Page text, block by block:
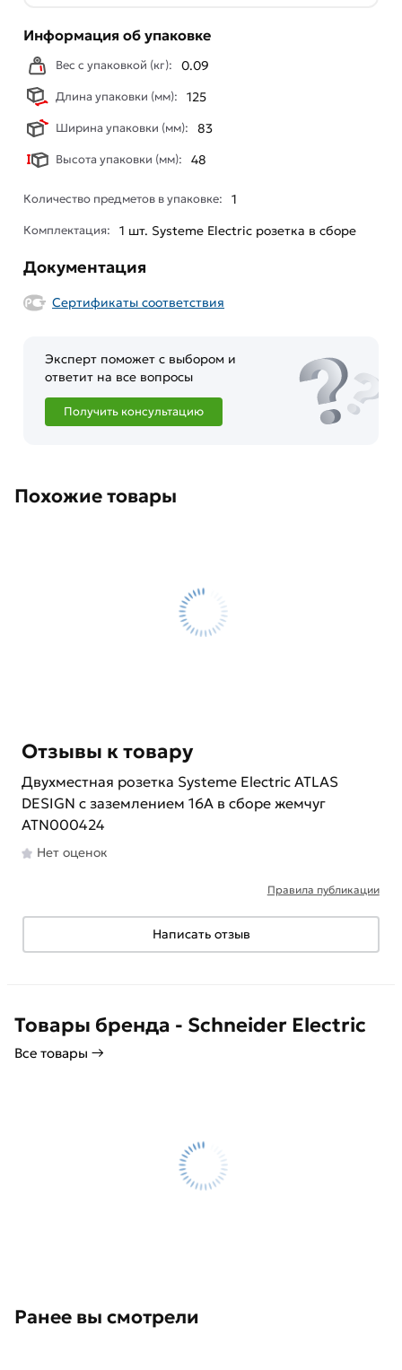
Информация об упаковке
Вес с упаковкой (кг): 0.09
Длина упаковки (мм): 125
Ширина упаковки (мм): 83
Высота упаковки (мм): 48
Количество предметов в упаковке: 1
Комплектация: 1 шт. Systeme Electric розетка в сборе
Документация
Сертификаты соответствия
Эксперт поможет с выбором и
ответит на все вопросы
Получить консультацию
Похожие товары
Отзывы к товару
Двухместная розетка Systeme Electric ATLAS
DESIGN с заземлением 16А в сборе жемчуг
ATN000424
Нет оценок
Правила публикации
Написать отзыв
Товары бренда - Schneider Electric
Все товары →
Ранее вы смотрели